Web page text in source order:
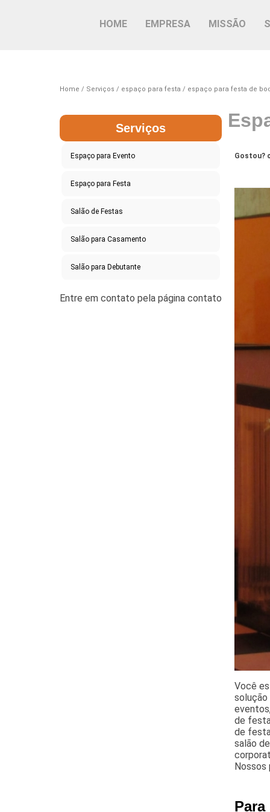
HOME EMPRESA MISSÃO
Home Serviços espaço para festa espaço para festa de
Serviços
Espaço para Evento
Espaço para Festa
Salão de Festas
Salão para Casamento
Salão para Debutante
Gostou?
Você
de
de
salão